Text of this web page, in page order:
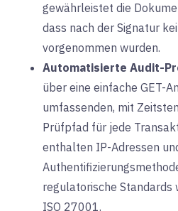
gewährleistet die
dass nach der Signatur
vorgenommen wurden.
Automatisierte Audit-
über eine einfache GET-
umfassenden, mit
Prüfpfad für jede
enthalten IP-Adressen
regulatorische Standards
ISO 27001.